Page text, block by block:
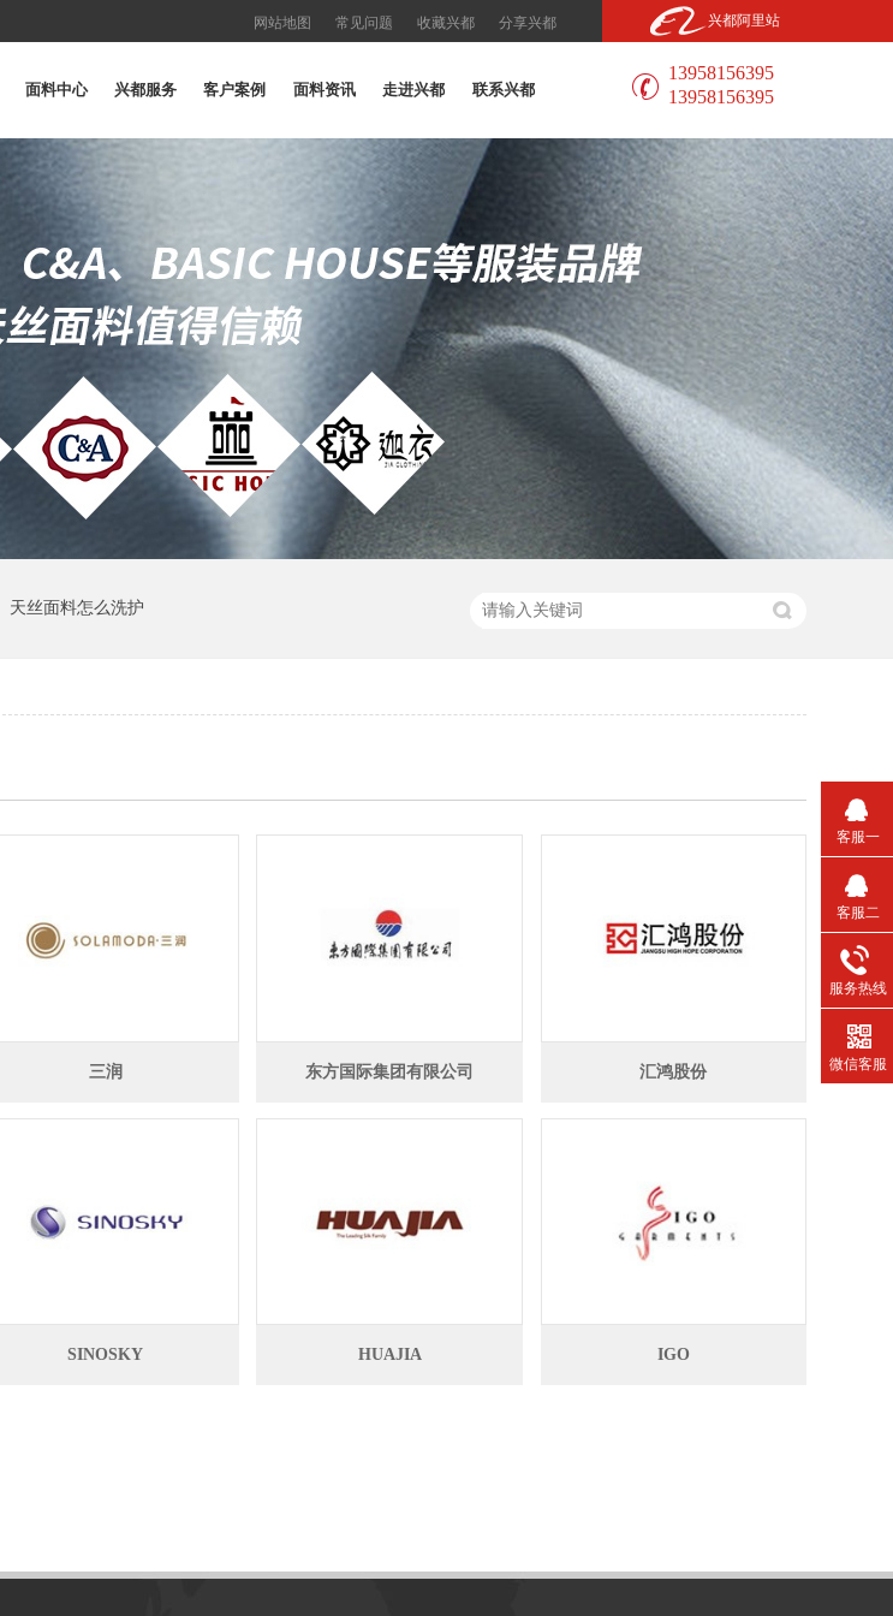
兴都阿里站
网站地图 常见问题 收藏兴都 分享兴都
面料中心 兴都服务 客户案例 面料资讯 走进兴都 联系兴都
13958156395
13958156395
天丝面料怎么洗护
三润 东方国际集团有限公司 汇鸿股份
SINOSKY HUAJIA IGO
客服一
客服二
服务热线
微信客服